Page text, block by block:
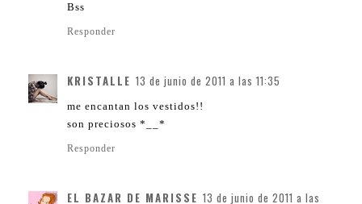
Bss
Responder
KRISTALLE 13 de junio de 2011 a las 11:35
me encantan los vestidos!!
son preciosos *__*
Responder
EL BAZAR DE MARISSE 13 de junio de 2011 a las